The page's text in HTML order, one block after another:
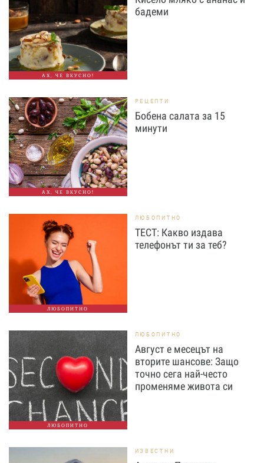
АХ, ЧЕ ВКУСНО!
бадеми
АХ, ЧЕ ВКУСНО!
РЕЦЕПТИ
Бобена салата за 15
минути
ЛЮБОПИТНО
ЛЮБОПИТНО
ТЕСТ: Какво издава
телефонът ти за теб?
ЛЮБОПИТНО
ЛЮБОПИТНО
Август е месецът на
вторите шансове: Защо
точно сега най-често
променяме живота си
ИЗВЕСТНИ